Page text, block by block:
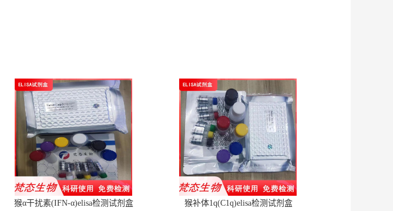
猴α干扰素(IFN-α)elisa检测试剂盒 猴补体1q(C1q)elisa检测试剂盒